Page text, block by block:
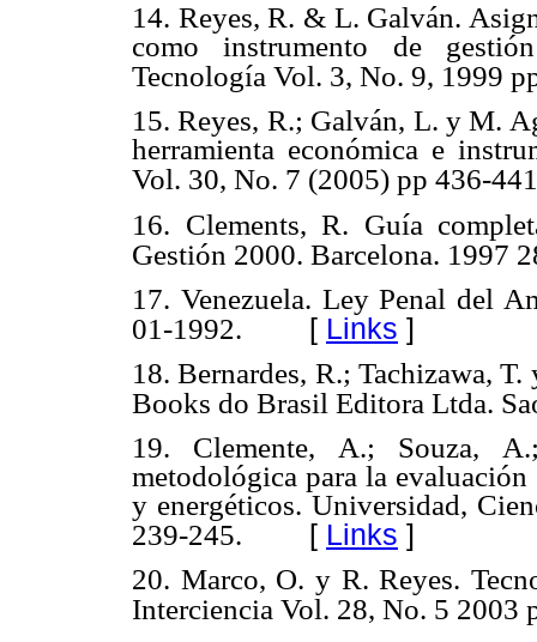
14. Reyes, R. & L. Galván.
como instrumento de
Tecnología Vol. 3, No. 9, 1999
15. Reyes, R.; Galván, L. y M.
herramienta económica e
Vol. 30, No. 7 (2005) pp 436-
16. Clements, R. Guía
Gestión 2000. Barcelona. 1997
17. Venezuela. Ley Penal del
01-1992. [ Links ]
18. Bernardes, R.; Tachizawa,
Books do Brasil Editora Ltda.
19. Clemente, A.; Souza,
metodológica para la
y energéticos. Universidad,
239-245. [ Links ]
20. Marco, O. y R. Reyes.
Interciencia Vol. 28, No. 5 2003